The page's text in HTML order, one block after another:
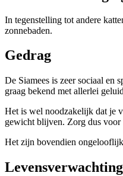
In tegenstelling tot andere
zonnebaden.
Gedrag
De Siamees is zeer sociaal en
graag bekend met allerlei
Het is wel noodzakelijk dat je
gewicht blijven. Zorg dus voor
Het zijn bovendien ongelooflijk
Levensverwachting